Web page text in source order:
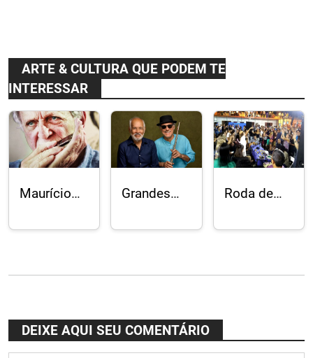
ARTE & CULTURA QUE PODEM TE
INTERESSAR
Maurício
“Batida
de Serpa
Grandes
música
no Festival
Acaso
Cultural
Roda de
Cardosão
DEIXE AQUI SEU COMENTÁRIO